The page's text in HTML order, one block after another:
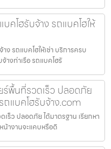
คโฮรับจ้าง รถแบคโฮให้
ง รถแบคโฮให้เช่า บริการครบ
างท่าเรือ รถแบคโฮรั
ร์พื้นที่รวดเร็ว ปลอดภัย
ถแบคโฮรับจ้าง.com
ร็ว ปลอดภัย ได้มาตรฐาน เรียกหา
างานจะแคบหรือดิ